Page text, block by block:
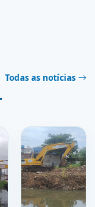
Todas as notícias